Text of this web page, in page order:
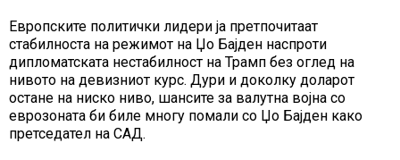
Европските политички лидери ја претпочитаат
стабилноста на режимот на Џо Бајден наспроти
дипломатската нестабилност на Трамп без оглед на
нивото на девизниот курс. Дури и доколку доларот
остане на ниско ниво, шансите за валутна војна со
еврозоната би биле многу помали со Џо Бајден како
претседател на САД.